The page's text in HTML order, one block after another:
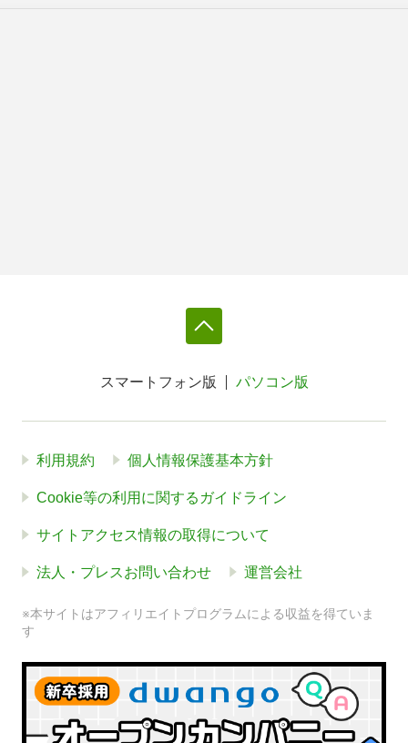
スマートフォン版 パソコン版
利用規約 個人情報保護基本方針
Cookie等の利用に関するガイドライン
サイトアクセス情報の取得について
法人・プレスお問い合わせ 運営会社
※本サイトはアフィリエイトプログラムによる収益を得ていま
す